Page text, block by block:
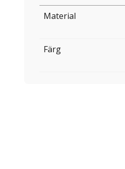
Material
Färg